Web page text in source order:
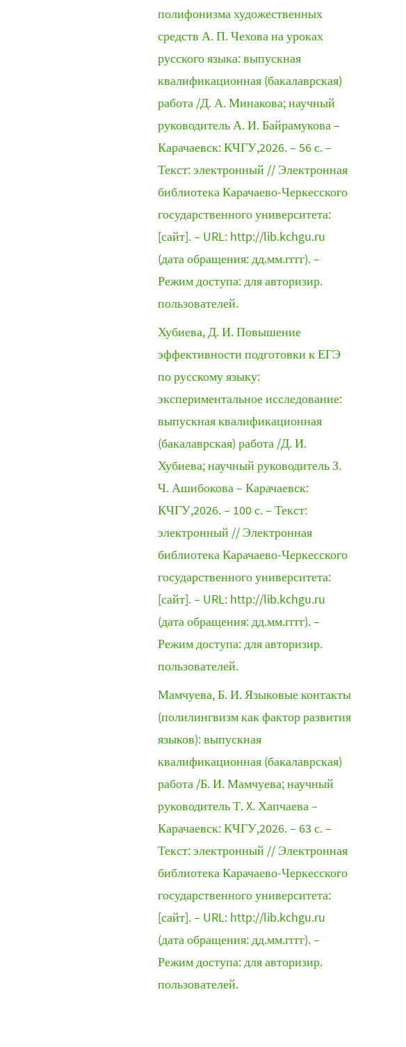
полифонизма художественных
средств А. П. Чехова на уроках
русского языка: выпускная
квалификационная (бакалаврская)
работа /Д. А. Минакова; научный
руководитель А. И. Байрамукова –
Карачаевск: КЧГУ,2026. – 56 с. –
Текст: электронный // Электронная
библиотека Карачаево-Черкесского
государственного университета:
[сайт]. – URL: http://lib.kchgu.ru
(дата обращения: дд.мм.гггг). –
Режим доступа: для авторизир.
пользователей.
Хубиева, Д. И. Повышение
эффективности подготовки к ЕГЭ
по русскому языку:
экспериментальное исследование:
выпускная квалификационная
(бакалаврская) работа /Д. И.
Хубиева; научный руководитель З.
Ч. Ашибокова – Карачаевск:
КЧГУ,2026. – 100 с. – Текст:
электронный // Электронная
библиотека Карачаево-Черкесского
государственного университета:
[сайт]. – URL: http://lib.kchgu.ru
(дата обращения: дд.мм.гггг). –
Режим доступа: для авторизир.
пользователей.
Мамчуева, Б. И. Языковые контакты
(полилингвизм как фактор развития
языков): выпускная
квалификационная (бакалаврская)
работа /Б. И. Мамчуева; научный
руководитель Т. X. Хапчаева –
Карачаевск: КЧГУ,2026. – 63 с. –
Текст: электронный // Электронная
библиотека Карачаево-Черкесского
государственного университета:
[сайт]. – URL: http://lib.kchgu.ru
(дата обращения: дд.мм.гггг). –
Режим доступа: для авторизир.
пользователей.